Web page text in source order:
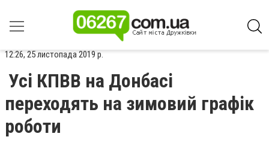
12:26, 25 листопада 2019 р.
Усі КПВВ на Донбасі
переходять на зимовий графік
роботи